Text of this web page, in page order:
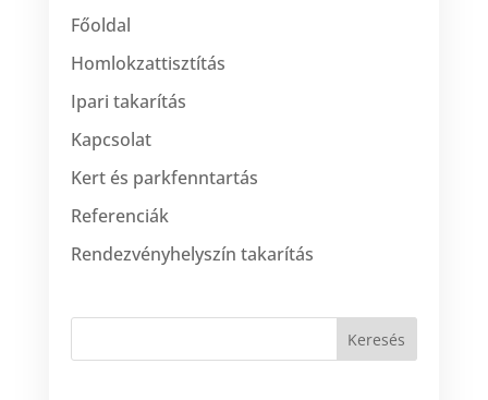
Főoldal
Homlokzattisztítás
Ipari takarítás
Kapcsolat
Kert és parkfenntartás
Referenciák
Rendezvényhelyszín takarítás